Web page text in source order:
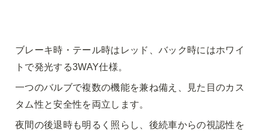
ブレーキ時・テール時はレッド、バック時にはホワイ
トで発光する3WAY仕様。
一つのバルブで複数の機能を兼ね備え、見た目のカス
タム性と安全性を両立します。
夜間の後退時も明るく照らし、後続車からの視認性を